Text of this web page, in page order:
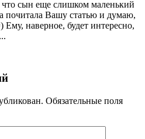
сын еще слишком маленький
почитала Вашу статью и думаю,
Ему, наверное, будет интересно,
Обязательные поля